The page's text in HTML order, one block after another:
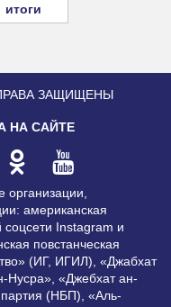
итоги
ЗАЩИЩЕНЫ
НА САЙТЕ
организации,
американская
Instagram и
повстанческая
(ИГ, ИГИЛ), «Джабхат
«Джебхат ан-
(НБП), «Аль-